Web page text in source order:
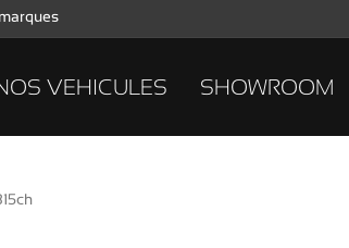
VEHICULES SHOWROOM